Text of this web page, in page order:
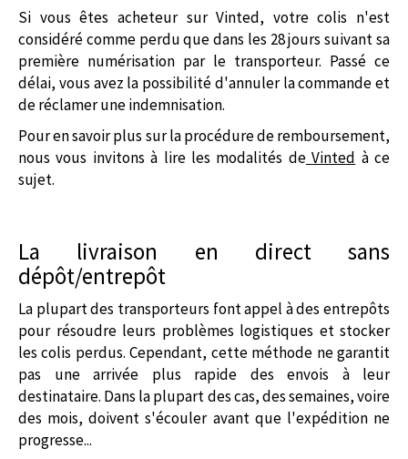
Si vous êtes acheteur sur Vinted, votre colis n'est
considéré comme perdu que dans les 28 jours suivant sa
première numérisation par le transporteur. Passé ce
délai, vous avez la possibilité d'annuler la commande et
de réclamer une indemnisation.
Pour en savoir plus sur la procédure de remboursement,
nous vous invitons à lire les modalités de Vinted à ce
sujet.
La livraison en direct sans
dépôt/entrepôt
La plupart des transporteurs font appel à des entrepôts
pour résoudre leurs problèmes logistiques et stocker
les colis perdus. Cependant, cette méthode ne garantit
pas une arrivée plus rapide des envois à leur
destinataire. Dans la plupart des cas, des semaines, voire
des mois, doivent s'écouler avant que l'expédition ne
progresse...